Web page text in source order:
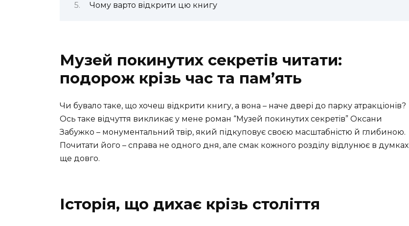
Чому варто відкрити цю книгу
Музей покинутих секретів читати:
подорож крізь час та пам’ять
Чи бувало таке, що хочеш відкрити книгу, а вона – наче двері до парку атракціонів?
Ось таке відчуття викликає у мене роман “Музей покинутих секретів” Оксани
Забужко – монументальний твір, який підкуповує своєю масштабністю й глибиною.
Почитати його – справа не одного дня, але смак кожного розділу відлунює в думках
ще довго.
Історія, що дихає крізь століття